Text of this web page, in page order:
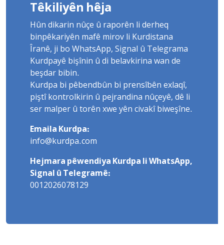
Têkiliyên hêja
Hûn dikarin nûçe û raporên li derheq
binpêkariyên mafê mirov li Kurdistana
Îranê, ji bo WhatsApp, Signal û Telegrama
Kurdpayê bişînin û di belavkirina wan de
beşdar bibin.
Kurdpa bi pêbendbûn bi prensîbên exlaqî,
piştî kontrolkirin û pejrandina nûçeyê, dê li
ser malper û torên xwe yên civakî biweşîne.
Emaila Kurdpa:
info@kurdpa.com
Hejmara pêwendiya Kurdpa li WhatsApp,
Signal û Telegramê:
0012026078129